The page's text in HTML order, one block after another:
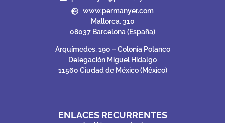
www.permanyer.com
Mallorca, 310
08037 Barcelona (España)
Arquímedes, 190 – Colonia Polanco
Delegación Miguel Hidalgo
11560 Ciudad de México (México)
ENLACES RECURRENTES